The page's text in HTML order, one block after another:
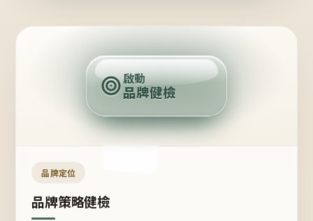
定
位
點
啟動
品牌健檢
品牌定位
品牌策略健檢